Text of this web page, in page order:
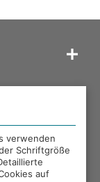
verwenden
Schriftgröße
auf